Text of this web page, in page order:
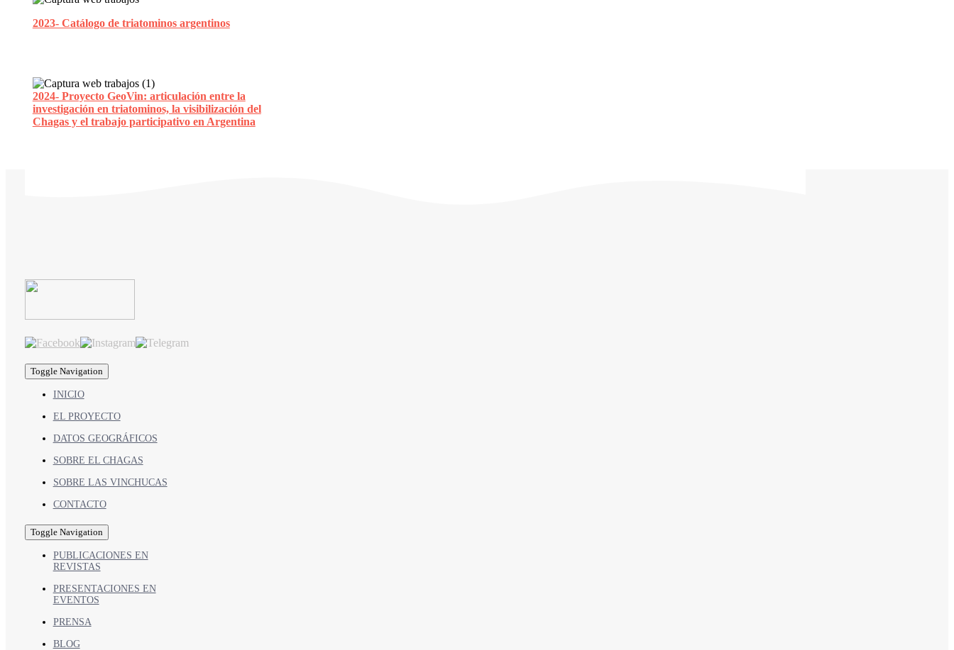
2023- Catálogo de triatominos argentinos
2024- Proyecto GeoVin: articulación entre la
investigación en triatominos, la visibilización del
Chagas y el trabajo participativo en Argentina
Toggle Navigation
INICIO
EL PROYECTO
DATOS GEOGRÁFICOS
SOBRE EL CHAGAS
SOBRE LAS VINCHUCAS
CONTACTO
Toggle Navigation
PUBLICACIONES EN
REVISTAS
PRESENTACIONES EN
EVENTOS
PRENSA
BLOG